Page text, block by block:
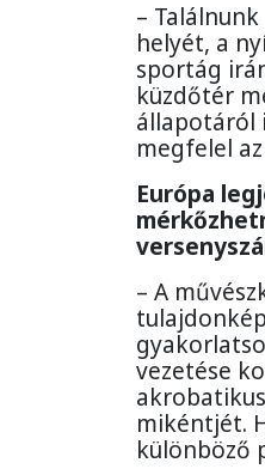
–
helyét, a
sportág
küzdőtér
állapotáról
megfelel
Európa
– A
vezetése
mikéntjét.
különböző